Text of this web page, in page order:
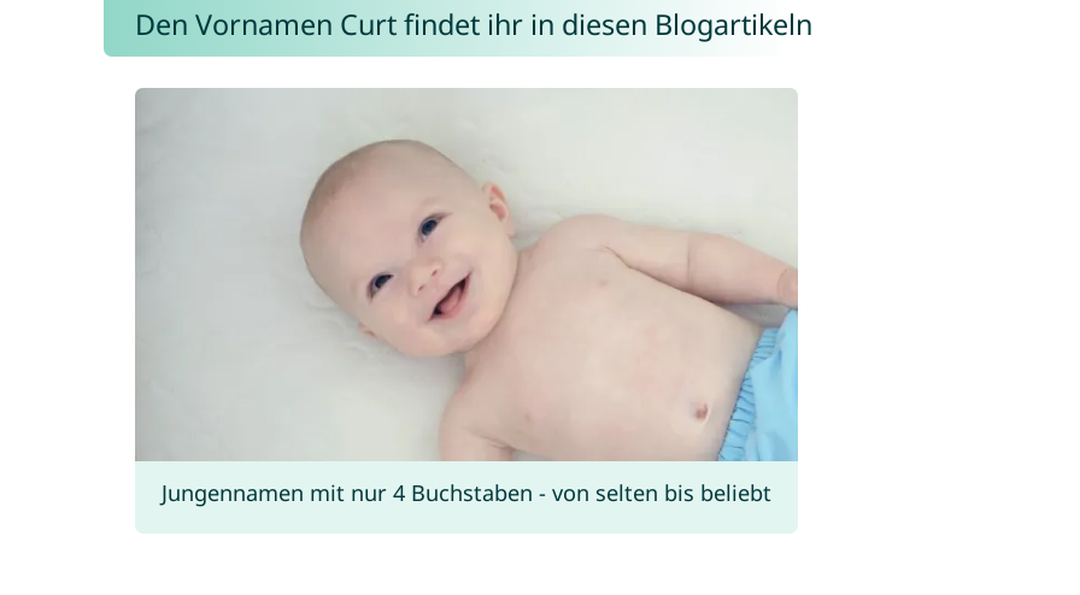
Den Vornamen Curt findet ihr in diesen Blogartikeln
Jungennamen mit nur 4 Buchstaben - von selten bis beliebt